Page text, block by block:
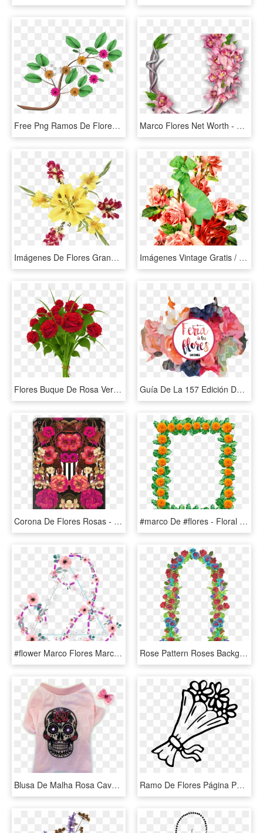
Free Png Ramos De Flores Desenho Png Image With Transparent - Ramas De Flores Png, Png Download Marco Flores Net Worth - Marcos De Flores Png, Transparent Png
Imágenes De Flores Grandes En Png - Lily, Transparent Png Imágenes Vintage Gratis / Free Vintage Images - Garden Roses, HD Png Download
Flores Buque De Rosa Vermelha Png - Rose Flower Bouquet Png, Transparent Png Guía De La 157 Edición De La Feria De Las Flores San - Floral Design, HD Png Download
Corona De Flores Rosas - Moth Orchid, HD Png Download #marco De #flores - Floral Design, HD Png Download
#flower Marco Flores Marco Triangulo Flores Marco De - Floral Design, HD Png Download Rose Pattern Roses Background Image - Arco De Flores En Png, Transparent Png
Blusa De Malha Rosa Caveira Mexicana - Capa Para Iphone 5s De Caveira Mexicana, HD Png Download Ramo De Flores Página Para Colorear - Desenho De Buquê De Flores, HD Png Download